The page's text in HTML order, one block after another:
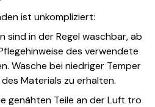
ist unkompliziert:
sind in der Regel waschbar, ab
des verwendete
Wasche bei niedriger Temper
Materials zu erhalten.
genähten Teile an der Luft tro